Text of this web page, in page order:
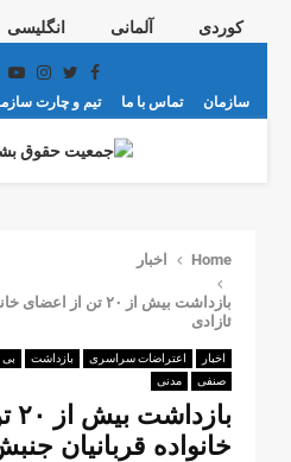
کوردی آلمانی انگلیسی
Facebook
Twitter
سازمان تماس با ما تیم و چارت
PRIMARY
Home اخبار
بازداشت بیش از ۲۰ تن
ئازادی
اخبار اعتراضات سراسری بازداشت
صنفی
مدنی
خانواده قربانیان